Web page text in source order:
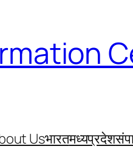
Usभारतमध्यप्रदेश